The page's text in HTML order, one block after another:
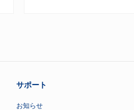
サポート
お知らせ